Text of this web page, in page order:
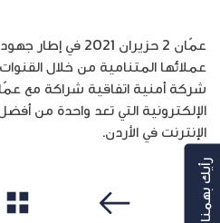
عمّان 2 حزيران
عملائها المتنامية من خلال
شركة أمنية اتفاقية شراكة مع
الإلكترونية التي تعد واحدة من
الإنترنت في الأردن.
رأيك بهمنا